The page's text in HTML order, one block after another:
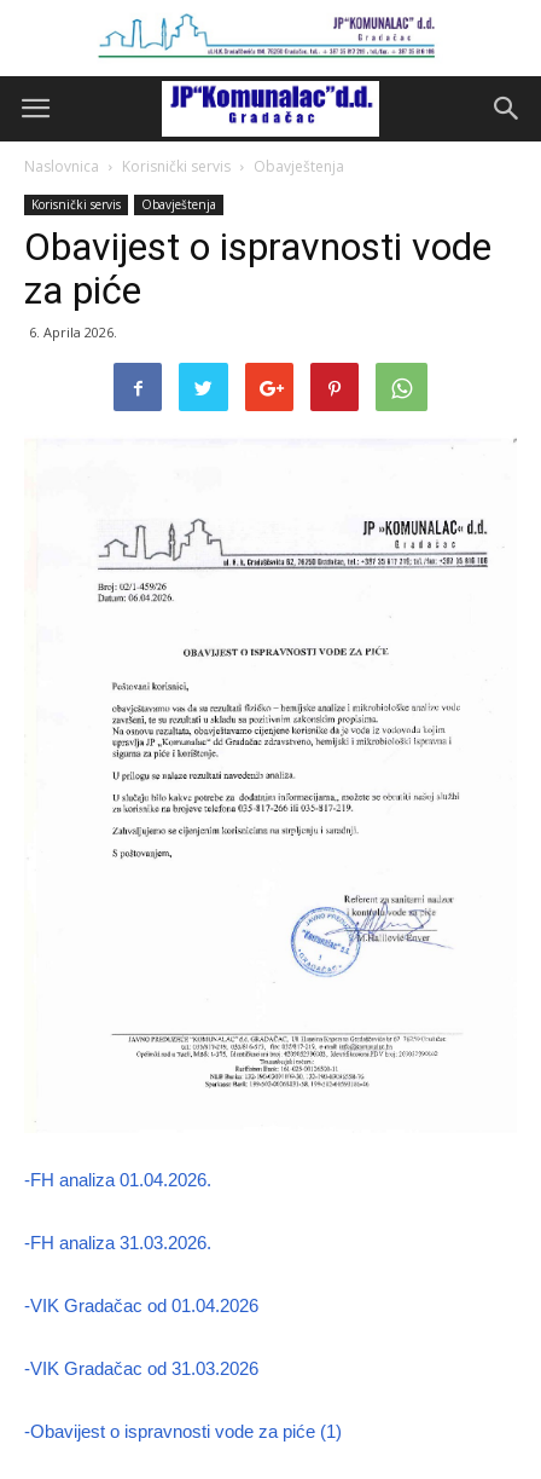
Naslovnica Korisnički servis Obavještenja
Korisnički servis Obavještenja
Obavijest o ispravnosti vode
za piće
6. Aprila 2026.
-FH analiza 01.04.2026.
-FH analiza 31.03.2026.
-VIK Gradačac od 01.04.2026
-VIK Gradačac od 31.03.2026
-Obavijest o ispravnosti vode za piće (1)